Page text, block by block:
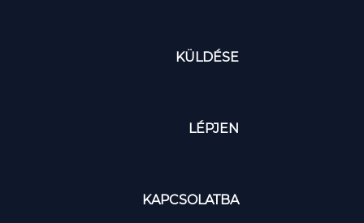
KÜLDÉSE
LÉPJEN
KAPCSOLATBA